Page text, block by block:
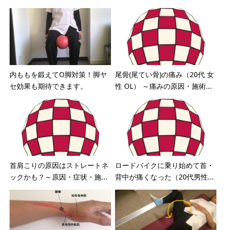
内ももを鍛えてO脚対策！脚ヤ
セ効果も期待できます。
尾骨(尾てい骨)の痛み（20代 女
性 OL） ～痛みの原因・施術...
首肩こりの原因はストレートネ
ックかも？～原因・症状・施...
ロードバイクに乗り始めて首・
背中が痛くなった（20代男性...